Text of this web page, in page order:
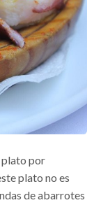
plato por
plato no es
de abarrotes